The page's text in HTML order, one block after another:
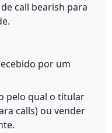
call bearish para
por um
pelo qual o titular
calls) ou vender